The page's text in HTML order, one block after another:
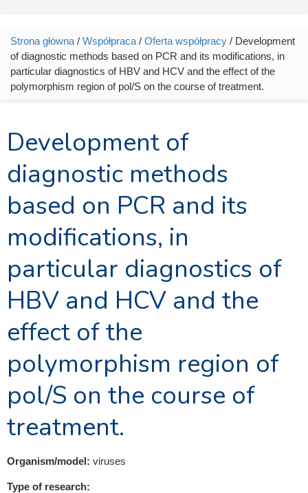
Jesteś tutaj
Strona główna / Współpraca / Oferta współpracy / Development
of diagnostic methods based on PCR and its modifications, in
particular diagnostics of HBV and HCV and the effect of the
polymorphism region of pol/S on the course of treatment.
Development of
diagnostic methods
based on PCR and its
modifications, in
particular diagnostics of
HBV and HCV and the
effect of the
polymorphism region of
pol/S on the course of
treatment.
Organism/model: viruses
Type of research: